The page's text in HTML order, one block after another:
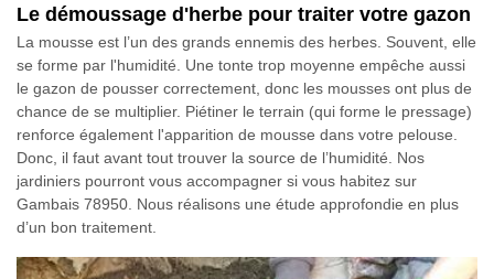
Le démoussage d'herbe pour traiter votre gazon
La mousse est l’un des grands ennemis des herbes. Souvent, elle
se forme par l'humidité. Une tonte trop moyenne empêche aussi
le gazon de pousser correctement, donc les mousses ont plus de
chance de se multiplier. Piétiner le terrain (qui forme le pressage)
renforce également l'apparition de mousse dans votre pelouse.
Donc, il faut avant tout trouver la source de l’humidité. Nos
jardiniers pourront vous accompagner si vous habitez sur
Gambais 78950. Nous réalisons une étude approfondie en plus
d’un bon traitement.